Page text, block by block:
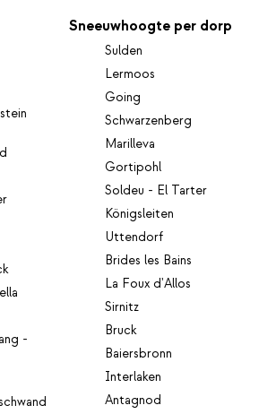
-
Sneeuwhoogte per dorp
Sulden
Lermoos
Going
Schwarzenberg
Marilleva
Gortipohl
Soldeu - El Tarter
Königsleiten
Uttendorf
Brides les Bains
La Foux d'Allos
Sirnitz
Bruck
Baiersbronn
Interlaken
Antagnod